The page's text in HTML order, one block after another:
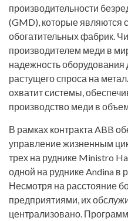
производительности
(GMD), которые являются
обогатительных фабрик.
производителем меди в
надежность оборудования
растущего спроса на
охватит системы,
производство меди в
В рамках контракта ABB
управление жизненным
трех на руднике Ministro
одной на руднике Andina в
Несмотря на расстояние
предприятиями, их
централизовано.